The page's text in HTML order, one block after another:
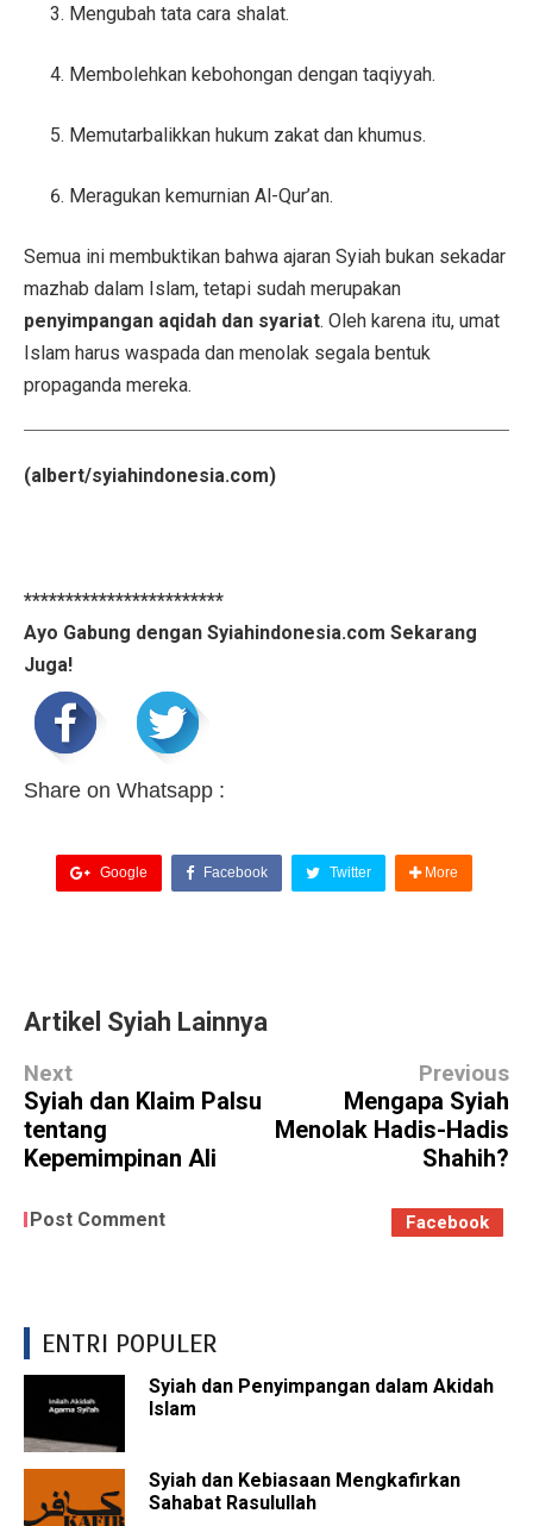
Mengubah tata cara shalat.
Membolehkan kebohongan dengan taqiyyah.
Memutarbalikkan hukum zakat dan khumus.
Meragukan kemurnian Al-Qur’an.
Semua ini membuktikan bahwa ajaran Syiah bukan sekadar
mazhab dalam Islam, tetapi sudah merupakan
penyimpangan aqidah dan syariat. Oleh karena itu, umat
Islam harus waspada dan menolak segala bentuk
propaganda mereka.
(albert/syiahindonesia.com)
************************
Ayo Gabung dengan Syiahindonesia.com Sekarang
Juga!
Share on Whatsapp :
Google Facebook Twitter More
Artikel Syiah Lainnya
Next
Syiah dan Klaim Palsu
tentang
Kepemimpinan Ali
Previous
Mengapa Syiah
Menolak Hadis-Hadis
Shahih?
Post Comment Facebook
ENTRI POPULER
Syiah dan Penyimpangan dalam Akidah
Islam
Syiah dan Kebiasaan Mengkafirkan
Sahabat Rasulullah